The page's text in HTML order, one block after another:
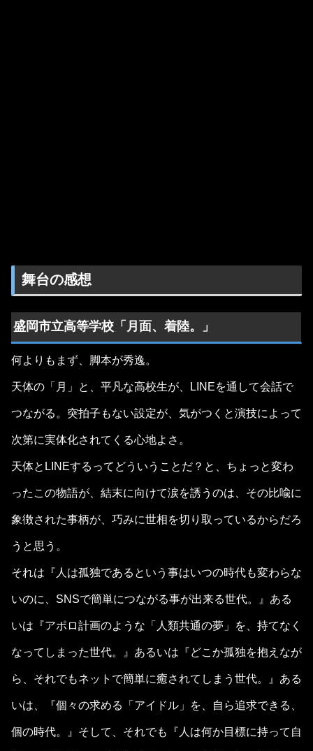
舞台の感想
盛岡市立高等学校「月面、着陸。」
何よりもまず、脚本が秀逸。
天体の「月」と、平凡な高校生が、LINEを通して会話で
つながる。突拍子もない設定が、気がつくと演技によって
次第に実体化されてくる心地よさ。
天体とLINEするってどういうことだ？と、ちょっと変わ
ったこの物語が、結末に向けて涙を誘うのは、その比喩に
象徴された事柄が、巧みに世相を切り取っているからだろ
うと思う。
それは『人は孤独であるという事はいつの時代も変わらな
いのに、SNSで簡単につながる事が出来る世代。』ある
いは『アポロ計画のような「人類共通の夢」を、持てなく
なってしまった世代。』あるいは『どこか孤独を抱えなが
ら、それでもネットで簡単に癒されてしまう世代。』ある
いは、『個々の求める「アイドル」を、自ら追求できる、
個の時代。』そして、それでも『人は何か目標に持って自